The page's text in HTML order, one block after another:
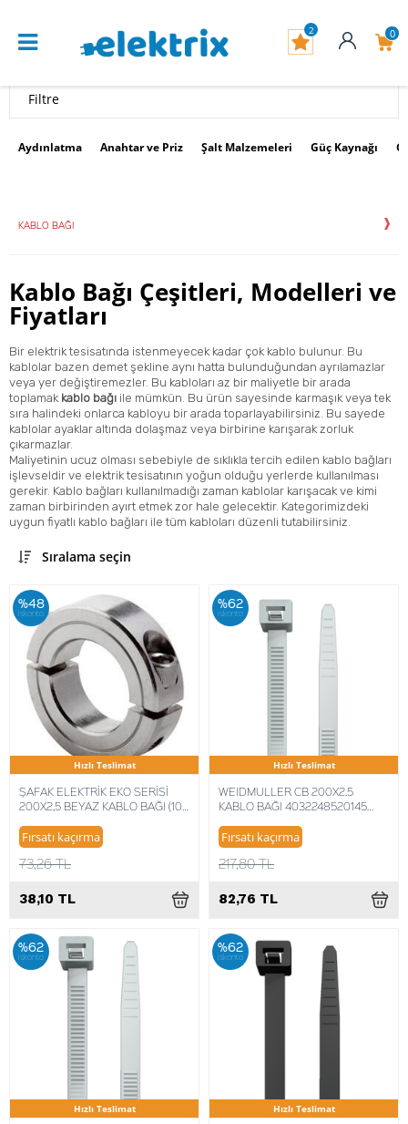
0
2
Filtre
Aydınlatma Anahtar ve Priz Şalt Malzemeleri Güç Kaynağı
KABLO BAĞI
Kablo Bağı Çeşitleri, Modelleri ve
Fiyatları
Bir elektrik tesisatında istenmeyecek kadar çok kablo bulunur. Bu
kablolar bazen demet şekline aynı hatta bulunduğundan ayrılamazlar
veya yer değiştiremezler. Bu kabloları az bir maliyetle bir arada
toplamak kablo bağı ile mümkün. Bu ürün sayesinde karmaşık veya tek
sıra halindeki onlarca kabloyu bir arada toparlayabilirsiniz. Bu sayede
kablolar ayaklar altında dolaşmaz veya birbirine karışarak zorluk
çıkarmazlar.
Maliyetinin ucuz olması sebebiyle de sıklıkla tercih edilen kablo bağları
işlevseldir ve elektrik tesisatının yoğun olduğu yerlerde kullanılması
gerekir. Kablo bağları kullanılmadığı zaman kablolar karışacak ve kimi
zaman birbirinden ayırt etmek zor hale gelecektir. Kategorimizdeki
uygun fiyatlı kablo bağları ile tüm kabloları düzenli tutabilirsiniz.
Sıralama seçin
%48
iskonto
Hızlı Teslimat
ŞAFAK ELEKTRİK EKO SERİSİ
200X2,5 BEYAZ KABLO BAĞI (100
Fırsatı kaçırma
73,26 TL
38,10 TL
%62
iskonto
Hızlı Teslimat
WEIDMULLER CB 200X2.5
KABLO BAĞI 4032248520145
Fırsatı kaçırma
217,80 TL
82,76 TL
%62
iskonto
Hızlı Teslimat
%62
iskonto
Hızlı Teslimat